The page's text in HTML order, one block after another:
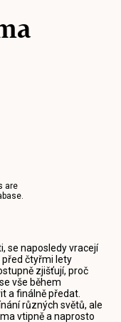
are
se naposledy vracejí
před čtyřmi lety
zjišťují, proč
vše během
a finálně předat.
různých světů, ale
vtipně a naprosto